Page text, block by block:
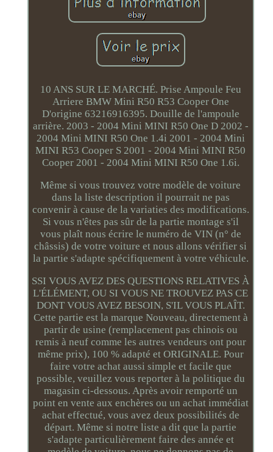
10 ANS SUR LE MARCHÉ. Prise Ampoule Feu
Arriere BMW Mini R50 R53 Cooper One
D'origine 63216916395. Douille de l'ampoule
arrière. 2003 - 2004 Mini MINI R50 One D 2002 -
2004 Mini MINI R50 One 1.4i 2001 - 2004 Mini
MINI R53 Cooper S 2001 - 2004 Mini MINI R50
Cooper 2001 - 2004 Mini MINI R50 One 1.6i.
Même si vous trouvez votre modèle de voiture
dans la liste description il pourrait ne pas
convenir à cause de la variaties des modifications.
Si vous n'êtes pas sûr de la partie montage s'il
vous plaît nous écrire le numéro de VIN (n° de
châssis) de votre voiture et nous allons vérifier si
la partie s'adapte spécifiquement à votre véhicule.
SSI VOUS AVEZ DES QUESTIONS RELATIVES À
L'ÉLÉMENT, OU SI VOUS NE TROUVEZ PAS CE
DONT VOUS AVEZ BESOIN, S'IL VOUS PLAÎT.
Cette partie est la marque Nouveau, directement à
partir de usine (remplacement pas chinois ou
remis à neuf comme les autres vendeurs ont pour
même prix), 100 % adapté et ORIGINALE. Pour
faire votre achat aussi simple et facile que
possible, veuillez vous reporter à la politique du
magasin ci-dessous. Après avoir remporté un
point en vente aux enchères ou un achat immédiat
achat effectué, vous avez deux possibilités de
départ. Même si notre liste a dit que la partie
s'adapte particulièrement faire des année et